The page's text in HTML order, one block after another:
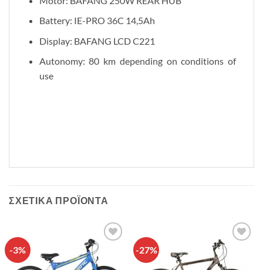
Battery: IE-PRO 36C 14,5Ah
Display: BAFANG LCD C221
Autonomy: 80 km depending on conditions of
use
ΣΧΕΤΙΚΆ ΠΡΟΪΌΝΤΑ
-3%
Πρόσθήκη
στην λίστα
επιθυμιών
-27%
Πρόσθήκη
στην λίστα
επιθυμιών